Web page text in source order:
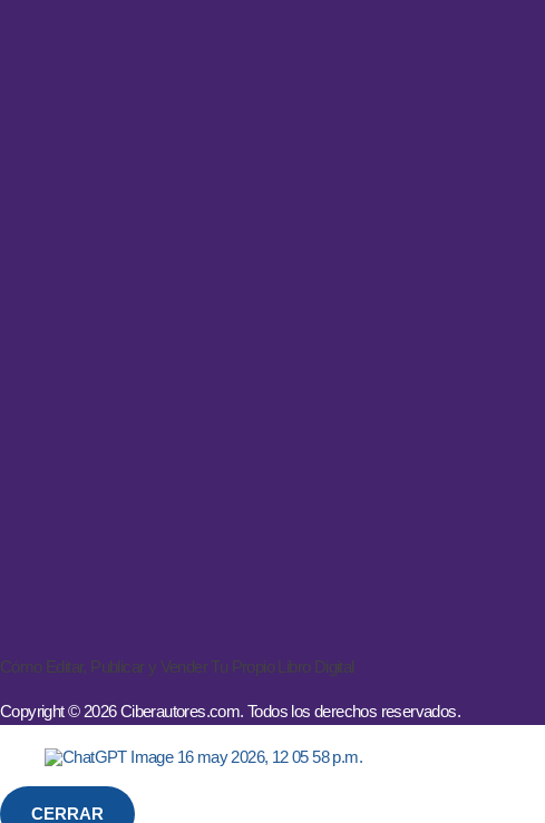
Cómo Editar, Publicar y Vender Tu Propio Libro Digital
Copyright © 2026 Ciberautores.com. Todos los derechos reservados.
CERRAR